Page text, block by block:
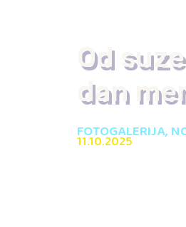
Od
dan
FOTOGALERIJA,
11.10.2025